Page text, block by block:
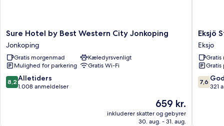
Sure
Hotel
by
Best
Western
City
Jonkoping
Sure Hotel by Best Western City Jonkoping
Jonkoping
Gratis morgenmad
Kæledyrsvenligt
Mulighed for parkering
Gratis Wi-Fi
8.2
ud
8,2 Alletiders
1.008 anmeldelser
Prisen
659 kr.
659 kr.
inkluderer skatter og gebyrer
30. aug. - 31. aug.
Eksjö
Annex
Eksjo
Eksjö
Eksjo
Gratis
Gratis
7.6
ud
7,6
321